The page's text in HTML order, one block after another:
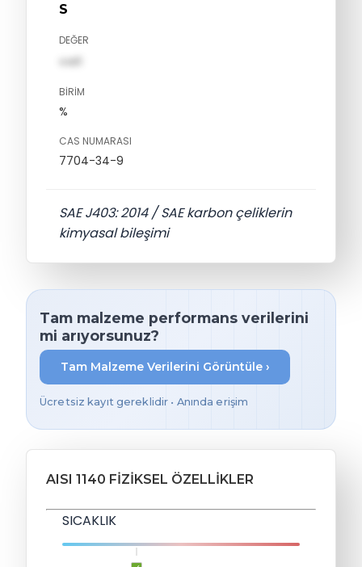
S
DEĞER
val1
BIRIM
%
CAS NUMARASI
7704-34-9
SAE J403: 2014 / SAE karbon çeliklerin
kimyasal bileşimi
Tam malzeme performans verilerini
mi arıyorsunuz?
Tam Malzeme Verilerini Görüntüle ›
Ücretsiz kayıt gereklidir • Anında erişim
AISI 1140 FIZIKSEL ÖZELLIKLER
SICAKLIK